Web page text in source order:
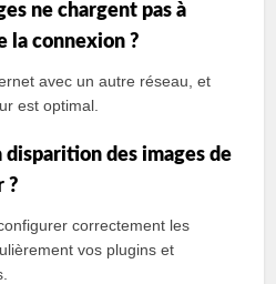
ne chargent pas à
la connexion ?
avec un autre réseau, et
est optimal.
des images de
?
correctement les
vos plugins et